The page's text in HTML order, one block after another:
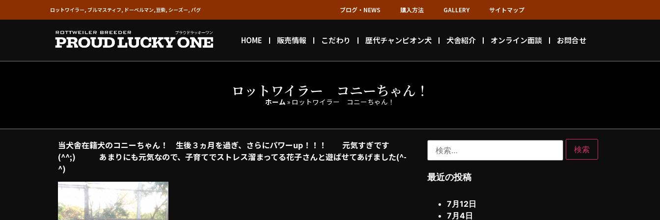
ロットワイラー, ブルマスティフ, ドーベルマン,豆柴, シーズー, パグ ブログ・NEWS 購入方法 GALLERY サイトマップ
HOME 販売情報 こだわり 歴代チャンピオン犬 犬舎紹介 オンライン面談 お問合せ
ロットワイラー コニーちゃん！
ホーム » ロットワイラー コニーちゃん！
当犬舎在籍犬のコニーちゃん！ 生後３ヵ月を過ぎ、さらにパワーup！！！ 元気すぎです
(^^;) あまりにも元気なので、子育てでストレス溜まってる花子さんと遊ばせてあげました(^-
^)
最近の投稿
7月12日
7月4日